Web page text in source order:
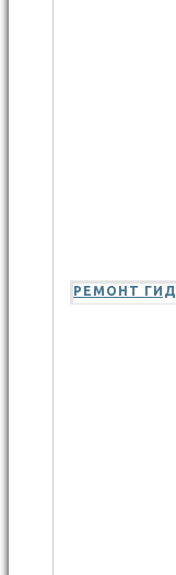
РЕМОНТ